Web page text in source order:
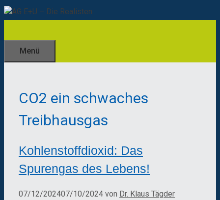
Zum
Inhalt
Menü
CO2 ein schwaches
Treibhausgas
Kohlenstoffdioxid: Das
Spurengas des Lebens!
07/12/202407/10/2024 von Dr. Klaus Tägder